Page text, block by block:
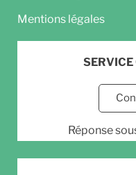
Mentions légales
Réponse